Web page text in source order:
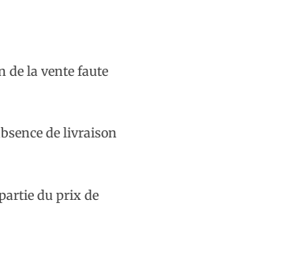
de la vente faute
de livraison
du prix de